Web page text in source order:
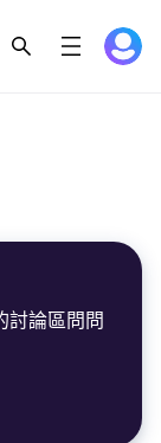
討論區問問